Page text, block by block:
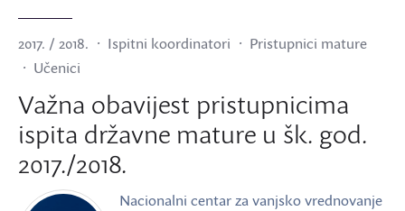
2017. / 2018. Ispitni koordinatori
Pristupnici mature
Učenici
Važna obavijest pristupnicima
ispita državne mature u šk. god.
2017./2018.
Nacionalni centar za vanjsko vrednovanje